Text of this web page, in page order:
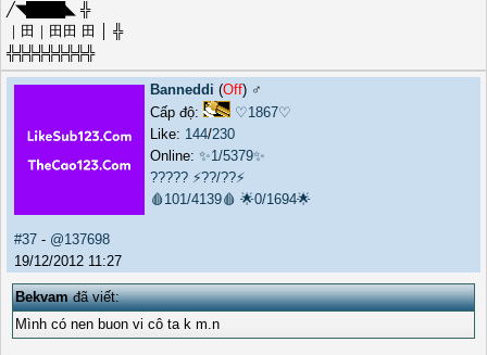
╱◥████◣ ╬
｜田｜田田 田 │ ╬
╬╬╬╬╬╬╬╬╬
Banneddi (Off) ♂️
Cấp độ:
♡1867♡
Like: 144/230
Online: ✨1/5379✨
????? ⚡??/??⚡
🩸101/4139🩸 🌟0/1694🌟
#37 - @137698
19/12/2012 11:27
Bekvamđã viết:
Mình có nen buon vi cô ta k m.n